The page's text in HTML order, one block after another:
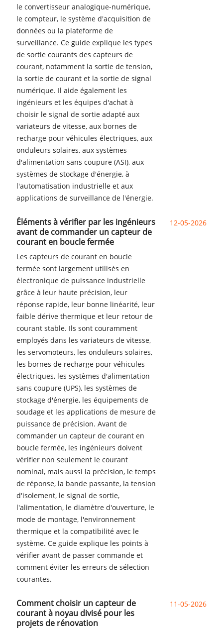
le convertisseur analogique-numérique,
le compteur, le système d'acquisition de
données ou la plateforme de
surveillance. Ce guide explique les types
de sortie courants des capteurs de
courant, notamment la sortie de tension,
la sortie de courant et la sortie de signal
numérique. Il aide également les
ingénieurs et les équipes d'achat à
choisir le signal de sortie adapté aux
variateurs de vitesse, aux bornes de
recharge pour véhicules électriques, aux
onduleurs solaires, aux systèmes
d'alimentation sans coupure (ASI), aux
systèmes de stockage d'énergie, à
l'automatisation industrielle et aux
applications de surveillance de l'énergie.
12-05-2026
Éléments à vérifier par les ingénieurs
avant de commander un capteur de
courant en boucle fermée
Les capteurs de courant en boucle
fermée sont largement utilisés en
électronique de puissance industrielle
grâce à leur haute précision, leur
réponse rapide, leur bonne linéarité, leur
faible dérive thermique et leur retour de
courant stable. Ils sont couramment
employés dans les variateurs de vitesse,
les servomoteurs, les onduleurs solaires,
les bornes de recharge pour véhicules
électriques, les systèmes d'alimentation
sans coupure (UPS), les systèmes de
stockage d'énergie, les équipements de
soudage et les applications de mesure de
puissance de précision. Avant de
commander un capteur de courant en
boucle fermée, les ingénieurs doivent
vérifier non seulement le courant
nominal, mais aussi la précision, le temps
de réponse, la bande passante, la tension
d'isolement, le signal de sortie,
l'alimentation, le diamètre d'ouverture, le
mode de montage, l'environnement
thermique et la compatibilité avec le
système. Ce guide explique les points à
vérifier avant de passer commande et
comment éviter les erreurs de sélection
courantes.
11-05-2026
Comment choisir un capteur de
courant à noyau divisé pour les
projets de rénovation